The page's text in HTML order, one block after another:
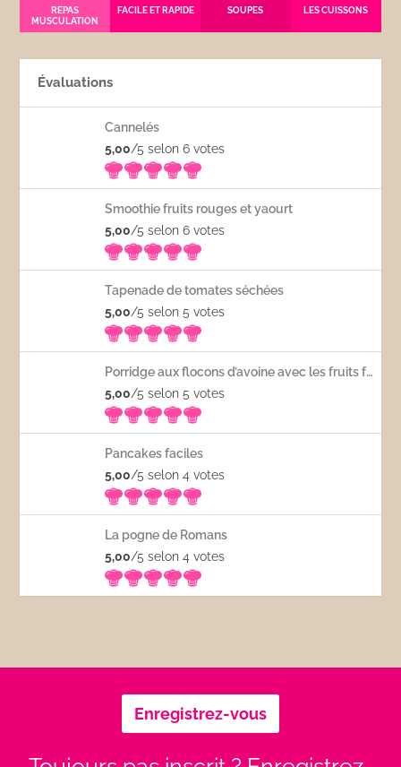
REPAS
MUSCULATION
FACILE ET RAPIDE SOUPES LES CUISSONS
Évaluations
Cannelés
5,00/5 selon 6votes
Smoothie fruits rouges et yaourt
5,00/5 selon 6votes
Tapenade de tomates séchées
5,00/5 selon 5votes
Porridge aux flocons d’avoine avec les fruits frais
5,00/5 selon 5votes
Pancakes faciles
5,00/5 selon 4votes
La pogne de Romans
5,00/5 selon 4votes
Enregistrez-vous